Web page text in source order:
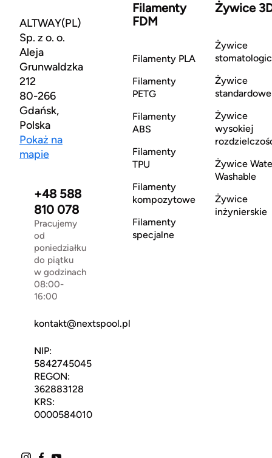
ALTWAY(PL)
Sp. z o. o.
Aleja
Grunwaldzka
212
80-266
Gdańsk,
Polska
Pokaż na
mapie
+48 588
810 078
Pracujemy
od
poniedziałku
do piątku
w godzinach
08:00-
16:00
kontakt@nextspool.pl
NIP:
5842745045
REGON:
362883128
KRS:
0000584010
Filamenty
FDM
Filamenty PLA
Filamenty
PETG
Filamenty
ABS
Filamenty
TPU
Filamenty
kompozytowe
Filamenty
specjalne
Żywice
Żywice
Żywice
standardowe
Żywice
wysokiej
Żywice
Washable
Żywice
inżynierskie